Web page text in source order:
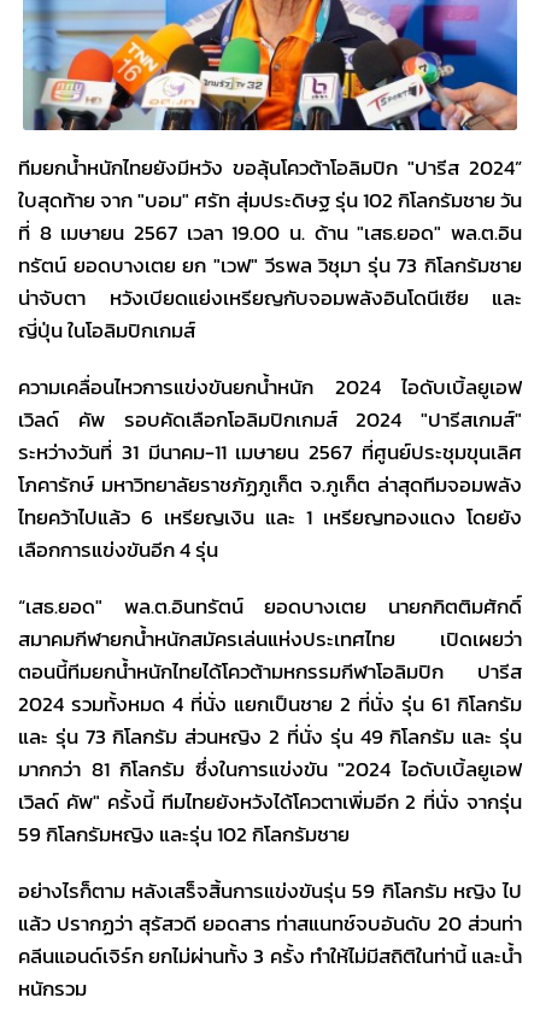
ทีมยกน้ำหนักไทยยังมีหวัง ขอลุ้นโควต้าโอลิมปิก "ปารีส 2024”
ใบสุดท้าย จาก "บอม" ศรัท สุ่มประดิษฐ รุ่น 102 กิโลกรัมชาย วัน
ที่ 8 เมษายน 2567 เวลา 19.00 น. ด้าน "เสธ.ยอด" พล.ต.อิน
ทรัตน์ ยอดบางเตย ยก "เวฟ" วีรพล วิชุมา รุ่น 73 กิโลกรัมชาย
น่าจับตา หวังเบียดแย่งเหรียญกับจอมพลังอินโดนีเซีย และ
ญี่ปุ่น ในโอลิมปิกเกมส์
ความเคลื่อนไหวการแข่งขันยกน้ำหนัก 2024 ไอดับเบิ้ลยูเอฟ
เวิลด์ คัพ รอบคัดเลือกโอลิมปิกเกมส์ 2024 "ปารีสเกมส์"
ระหว่างวันที่ 31 มีนาคม-11 เมษายน 2567 ที่ศูนย์ประชุมขุนเลิศ
โภคารักษ์ มหาวิทยาลัยราชภัฏภูเก็ต จ.ภูเก็ต ล่าสุดทีมจอมพลัง
ไทยคว้าไปแล้ว 6 เหรียญเงิน และ 1 เหรียญทองแดง โดยยัง
เลือกการแข่งขันอีก 4 รุ่น
“เสธ.ยอด" พล.ต.อินทรัตน์ ยอดบางเตย นายกกิตติมศักดิ์
สมาคมกีฬายกน้ำหนักสมัครเล่นแห่งประเทศไทย เปิดเผยว่า
ตอนนี้ทีมยกน้ำหนักไทยได้โควต้ามหกรรมกีฬาโอลิมปิก ปารีส
2024 รวมทั้งหมด 4 ที่นั่ง แยกเป็นชาย 2 ที่นั่ง รุ่น 61 กิโลกรัม
และ รุ่น 73 กิโลกรัม ส่วนหญิง 2 ที่นั่ง รุ่น 49 กิโลกรัม และ รุ่น
มากกว่า 81 กิโลกรัม ซึ่งในการแข่งขัน "2024 ไอดับเบิ้ลยูเอฟ
เวิลด์ คัพ" ครั้งนี้ ทีมไทยยังหวังได้โควตาเพิ่มอีก 2 ที่นั่ง จากรุ่น
59 กิโลกรัมหญิง และรุ่น 102 กิโลกรัมชาย
อย่างไรก็ตาม หลังเสร็จสิ้นการแข่งขันรุ่น 59 กิโลกรัม หญิง ไป
แล้ว ปรากฏว่า สุรัสวดี ยอดสาร ท่าสแนทช์จบอันดับ 20 ส่วนท่า
คลีนแอนด์เจิร์ก ยกไม่ผ่านทั้ง 3 ครั้ง ทำให้ไม่มีสถิติในท่านี้ และน้ำ
หนักรวม